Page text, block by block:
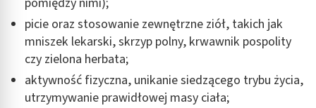
picie oraz stosowanie zewnętrzne ziół, takich jak
mniszek lekarski, skrzyp polny, krwawnik pospolity
czy zielona herbata;
aktywność fizyczna, unikanie siedzącego trybu życia,
utrzymywanie prawidłowej masy ciała;